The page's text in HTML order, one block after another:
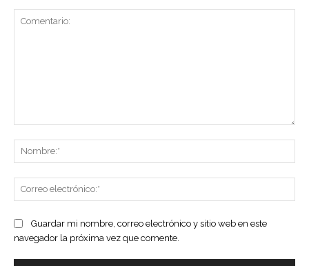
Guardar mi nombre, correo electrónico y sitio web en este
navegador la próxima vez que comente.